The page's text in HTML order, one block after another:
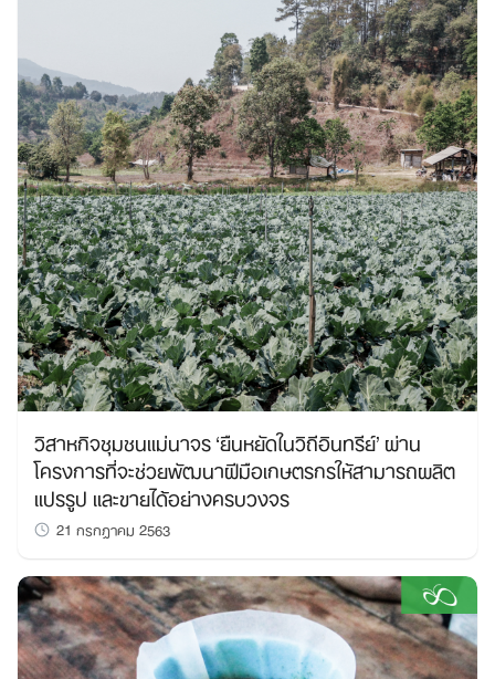
Search
for:
วิสาหกิจชุมชนแม่นาจร ‘ยืนหยัดในวิถีอินทรีย์’ ผ่าน
โครงการที่จะช่วยพัฒนาฝีมือเกษตรกรให้สามารถผลิต
แปรรูป และขายได้อย่างครบวงจร
21 กรกฎาคม 2563